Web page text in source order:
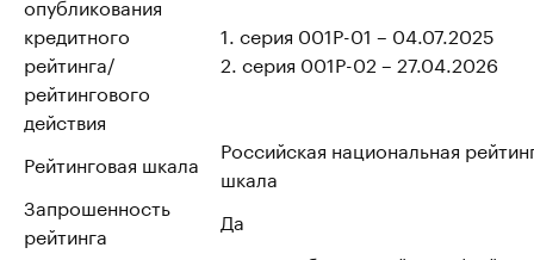
кредитного
рейтинга/
рейтингового
действия
1. серия 001Р-01 – 04.07.2025
2. серия 001P-02 – 27.04.2026
Рейтинговая шкала
Российская национальная
шкала
Запрошенность
рейтинга
Да